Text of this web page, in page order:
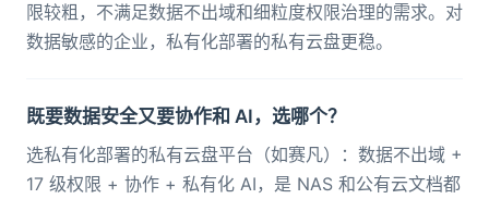
限较粗，不满足数据不出域和细粒度权限治理的需求。对
数据敏感的企业，私有化部署的私有云盘更稳。
既要数据安全又要协作和 AI，选哪个？
选私有化部署的私有云盘平台（如赛凡）：数据不出域 +
17 级权限 + 协作 + 私有化 AI，是 NAS 和公有云文档都